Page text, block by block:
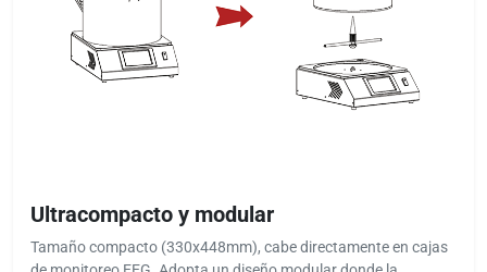
Ultracompacto y modular
Tamaño compacto (330x448mm), cabe directamente en cajas